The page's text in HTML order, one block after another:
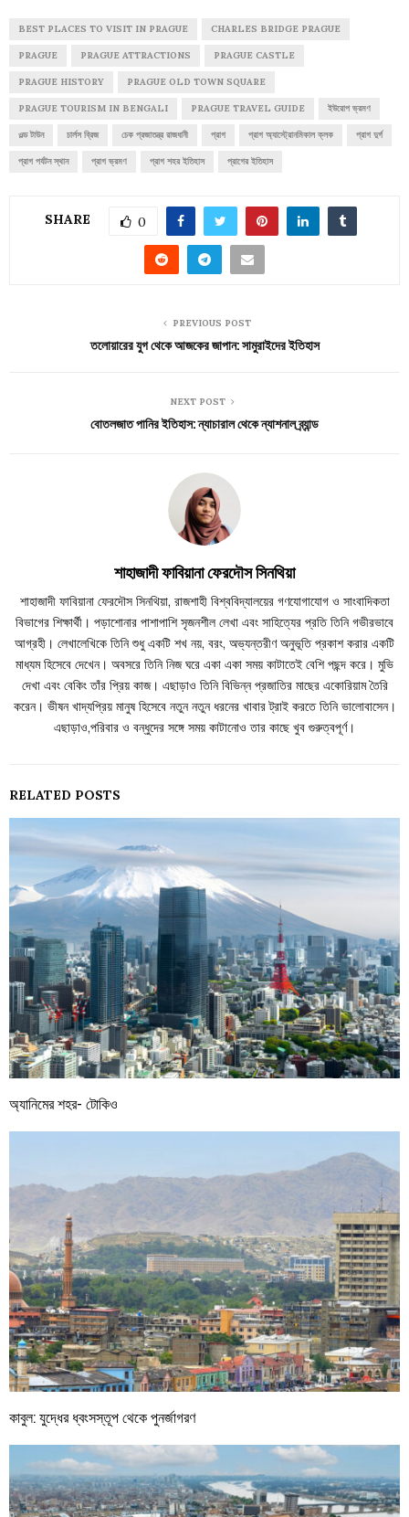
BEST PLACES TO VISIT IN PRAGUE CHARLES BRIDGE PRAGUE
PRAGUE PRAGUE ATTRACTIONS PRAGUE CASTLE
PRAGUE HISTORY PRAGUE OLD TOWN SQUARE
PRAGUE TOURISM IN BENGALI PRAGUE TRAVEL GUIDE ইউরোপ ভ্রমণ
ওল্ড টাউন চার্লস ব্রিজ চেক প্রজাতন্ত্র রাজধানী প্রাগ প্রাগ অ্যাস্ট্রোনমিকাল ক্লক প্রাগ দুর্গ
প্রাগ পর্যটন স্থান প্রাগ ভ্রমণ প্রাগ শহর ইতিহাস প্রাগের ইতিহাস
SHARE 0
PREVIOUS POST
তলোয়ারের যুগ থেকে আজকের জাপান: সামুরাইদের ইতিহাস
NEXT POST
বোতলজাত পানির ইতিহাস: ন্যাচারাল থেকে ন্যাশনাল ব্র্যান্ড
শাহাজাদী ফাবিয়ানা ফেরদৌস সিনথিয়া
শাহাজাদী ফাবিয়ানা ফেরদৌস সিনথিয়া, রাজশাহী বিশ্ববিদ্যালয়ের গণযোগাযোগ ও সাংবাদিকতা
বিভাগের শিক্ষার্থী। পড়াশোনার পাশাপাশি সৃজনশীল লেখা এবং সাহিত্যের প্রতি তিনি গভীরভাবে
আগ্রহী। লেখালেখিকে তিনি শুধু একটি শখ নয়, বরং, অভ্যন্তরীণ অনুভূতি প্রকাশ করার একটি
মাধ্যম হিসেবে দেখেন। অবসরে তিনি নিজ ঘরে একা একা সময় কাটাতেই বেশি পছন্দ করে। মুভি
দেখা এবং বেকিং তাঁর প্রিয় কাজ। এছাড়াও তিনি বিভিন্ন প্রজাতির মাছের একোরিয়াম তৈরি
করেন। ভীষন খাদ্যপ্রিয় মানুষ হিসেবে নতুন নতুন ধরনের খাবার ট্রাই করতে তিনি ভালোবাসেন।
এছাড়াও,পরিবার ও বন্ধুদের সঙ্গে সময় কাটানোও তার কাছে খুব গুরুত্বপূর্ণ।
RELATED POSTS
অ্যানিমের শহর- টোকিও
কাবুল: যুদ্ধের ধ্বংসস্তূপ থেকে পুনর্জাগরণ